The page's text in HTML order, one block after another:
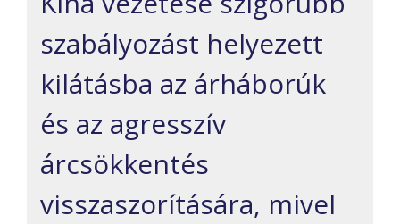
szabályozást helyezett
kilátásba az árháborúk
és az agresszív
árcsökkentés
visszaszorítására, mivel